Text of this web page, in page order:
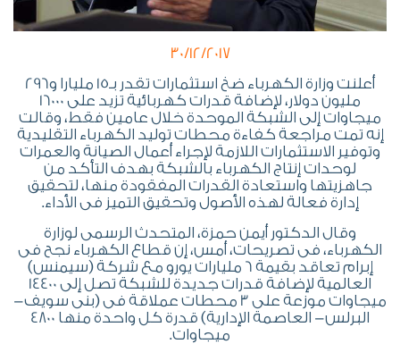
30/12/2017
أعلنت وزارة الكهرباء ضخ استثمارات تقدر بـ15 مليارا و296
مليون دولار، لإضافة قدرات كهربائية تزيد على 16000
ميجاوات إلى الشبكة الموحدة خلال عامين فقط، وقالت
إنه تمت مراجعة كفاءة محطات توليد الكهرباء التقليدية
وتوفير الاستثمارات اللازمة لإجراء أعمال الصيانة والعمرات
لوحدات إنتاج الكهرباء بالشبكة بهدف التأكد من
جاهزيتها واستعادة القدرات المفقودة منها، لتحقيق
إدارة فعالة لهذه الأصول وتحقيق التميز فى الأداء.
وقال الدكتور أيمن حمزة، المتحدث الرسمى لوزارة
الكهرباء، فى تصريحات، أمس، إن قطاع الكهرباء نجح فى
إبرام تعاقد بقيمة 6 مليارات يورو مع شركة (سيمنس)
العالمية لإضافة قدرات جديدة للشبكة تصل إلى 14400
ميجاوات موزعة على 3 محطات عملاقة فى (بنى سويف-
البرلس- العاصمة الإدارية) قدرة كل واحدة منها 4800
ميجاوات.